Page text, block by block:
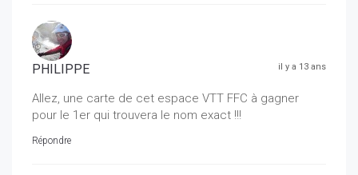
PHILIPPE il y a 13 ans
Allez, une carte de cet espace VTT FFC à gagner
pour le 1er qui trouvera le nom exact !!!
Répondre